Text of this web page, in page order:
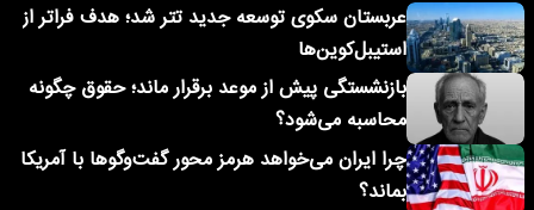
عربستان سکوی توسعه جدید تتر شد؛ هدف فراتر از
استیبل‌کوین‌ها
بازنشستگی پیش از موعد برقرار ماند؛ حقوق چگونه
محاسبه می‌شود؟
چرا ایران می‌خواهد هرمز محور گفت‌وگوها با آمریکا
بماند؟